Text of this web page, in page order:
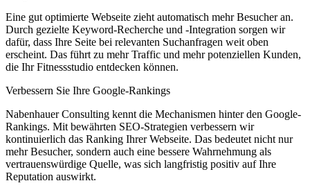
Eine gut optimierte Webseite zieht automatisch mehr Besucher an.
Durch gezielte Keyword-Recherche und -Integration sorgen wir
dafür, dass Ihre Seite bei relevanten Suchanfragen weit oben
erscheint. Das führt zu mehr Traffic und mehr potenziellen Kunden,
die Ihr Fitnessstudio entdecken können.
Verbessern Sie Ihre Google-Rankings
Nabenhauer Consulting kennt die Mechanismen hinter den Google-
Rankings. Mit bewährten SEO-Strategien verbessern wir
kontinuierlich das Ranking Ihrer Webseite. Das bedeutet nicht nur
mehr Besucher, sondern auch eine bessere Wahrnehmung als
vertrauenswürdige Quelle, was sich langfristig positiv auf Ihre
Reputation auswirkt.